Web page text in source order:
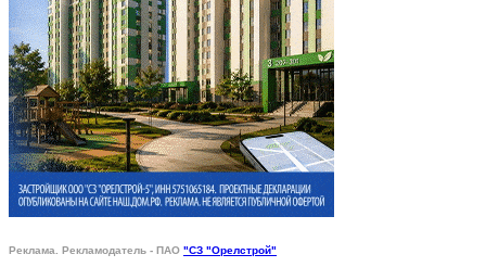
Реклама. Рекламодатель - ПАО "СЗ "Орелстрой"